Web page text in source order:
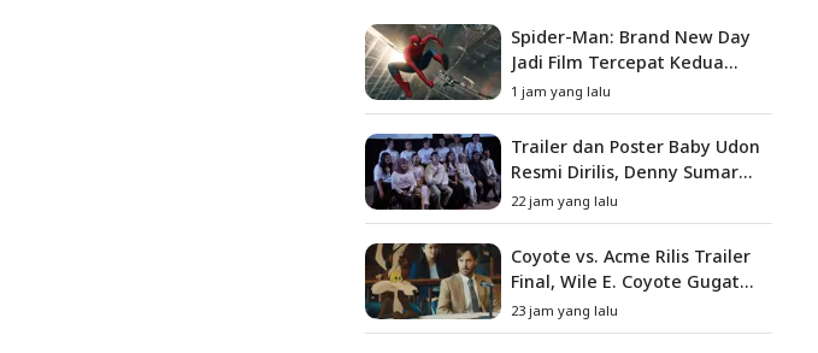
Spider-Man: Brand New Day
Jadi Film Tercepat Kedua
yang Berhasil Tembus US$1
Miliar
1 jam yang lalu
Trailer dan Poster Baby Udon
Resmi Dirilis, Denny Sumargo
Angkat Kisah Nyata Fanny
Kondoh
22 jam yang lalu
Coyote vs. Acme Rilis Trailer
Final, Wile E. Coyote Gugat
Acme Corporation ke
Pengadilan
23 jam yang lalu